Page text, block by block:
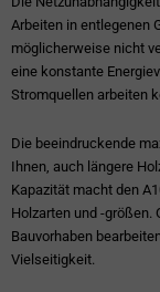
Arbeiten in entlegenen
möglicherweise nicht
eine konstante
Stromquellen arbeiten
Die beeindruckende
Ihnen, auch längere
Kapazität macht den
Holzarten und -größen.
Bauvorhaben
Vielseitigkeit.